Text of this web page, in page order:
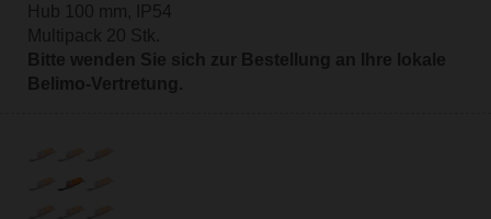
Hub 100 mm, IP54
Multipack 20 Stk.
Bitte wenden Sie sich zur Bestellung an Ihre lokale
Belimo-Vertretung.